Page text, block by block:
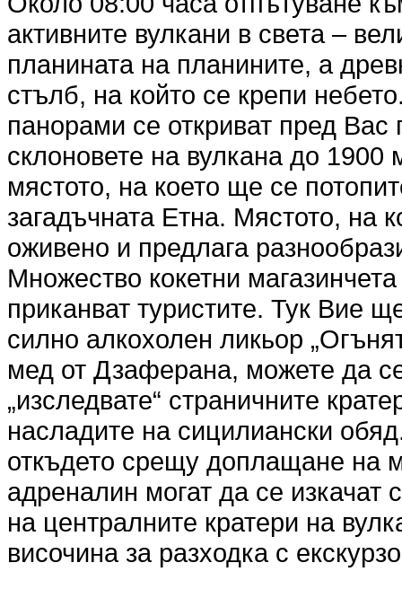
активните вулкани в света –
планината на планините, а
стълб, на който се крепи
панорами се откриват пред Вас
склоновете на вулкана до
мястото, на което ще се
загадъчната Етна. Мястото, на
оживено и предлага
Множество кокетни
приканват туристите. Тук Вие
силно алкохолен ликьор
мед от Дзаферана, можете да
„изследвате“ страничните
насладите на сицилиански
откъдето срещу доплащане на
адреналин могат да се
на централните кратери на
височина за разходка с